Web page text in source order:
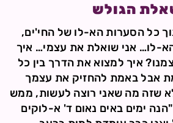
הגולש
כל הסערות הא-לו של החי'ים,
לו… אני שואלת את עצמי… איך
איך למצוא את הדרך בין כל
אבל באמת להחזיק את עצמך
שזה מה שאני רוצה לעשות, ממש
ימים באים נאום ד' א-לוקים